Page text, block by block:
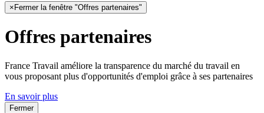
× Fermer la fenêtre "Offres partenaires"
Offres partenaires
France Travail améliore la transparence du marché du travail en
vous proposant plus d'opportunités d'emploi grâce à ses partenaires
En savoir plus
Fermer